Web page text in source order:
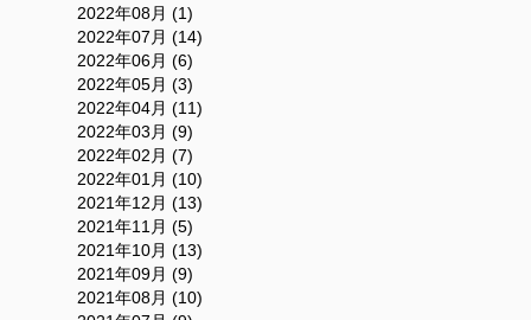
2022年08月 (1)
2022年07月 (14)
2022年06月 (6)
2022年05月 (3)
2022年04月 (11)
2022年03月 (9)
2022年02月 (7)
2022年01月 (10)
2021年12月 (13)
2021年11月 (5)
2021年10月 (13)
2021年09月 (9)
2021年08月 (10)